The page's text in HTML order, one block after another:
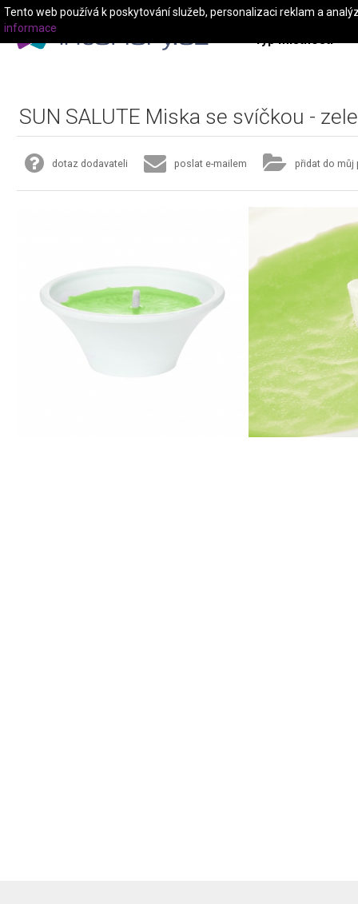
Typ místnosti
SUN SALUTE Miska se svíčkou -
dotaz dodavateli poslat e-mailem přidat do můj
Tento web používá k poskytování služeb, personalizaci reklam a
informace